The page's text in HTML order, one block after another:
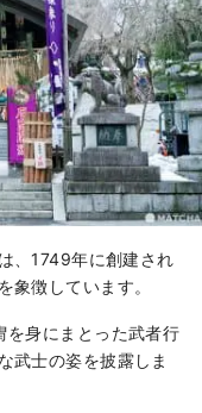
、1749年に創建され
象徴しています。
を身にまとった武者行
武士の姿を披露しま